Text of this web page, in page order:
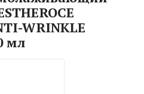
WRINKLE
мл